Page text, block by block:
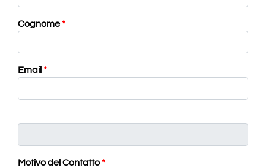
Cognome*
Email *
Motivo del Contatto*